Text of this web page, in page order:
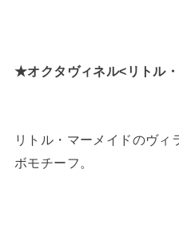
★オクタヴィネル<リトル
リトル・マーメイドのヴィ
ボモチーフ。